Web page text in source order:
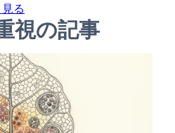
る
視の記事